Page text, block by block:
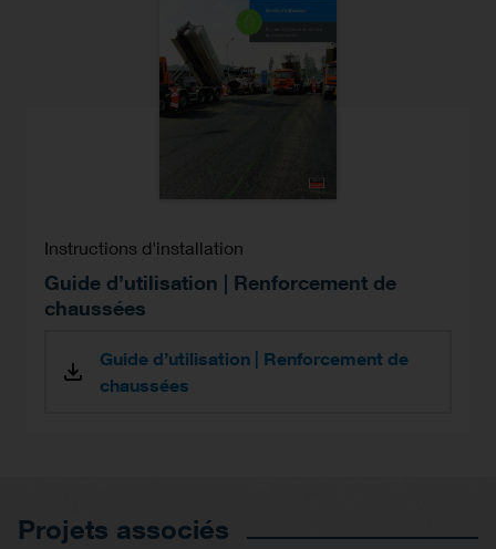
Instructions d'installation
Guide d’utilisation | Renforcement de
chaussées
Guide d’utilisation | Renforcement de
chaussées
Projets associés